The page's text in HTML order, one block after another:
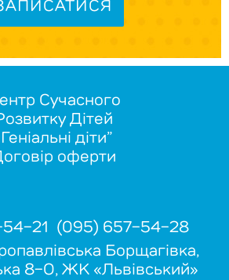
Сучасного
Дітей
діти”
оферти
21 (095) 657-54-28
Борщагівка,
8-О, ЖК «Львівський»